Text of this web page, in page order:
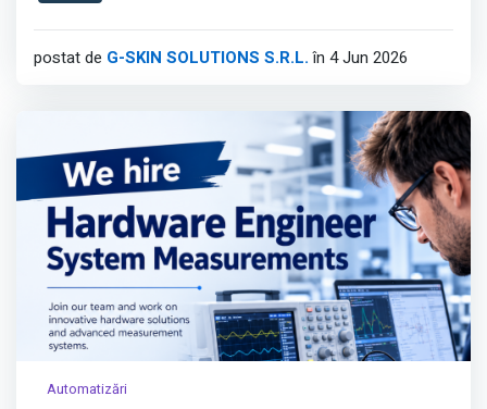
Afișează tot
postat de G-SKIN SOLUTIONS S.R.L. în 4 Jun 2026
Automatizări